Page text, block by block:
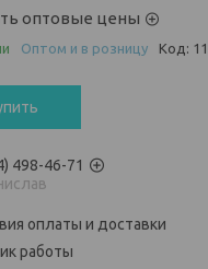
оптовые цены
Оптом и в розницу Код:
498-46-71
оплаты и доставки
работы